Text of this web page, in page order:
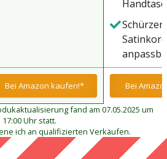
17 cm
Bei Amazon kaufen!* Bei
fand am 07.05.2025 um
17:00 Uhr statt.
ich an qualifizierten Verkäufen.